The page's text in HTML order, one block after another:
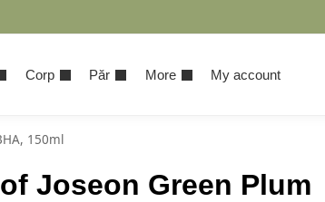
Corp Păr More My account
150ml
Joseon Green Plum